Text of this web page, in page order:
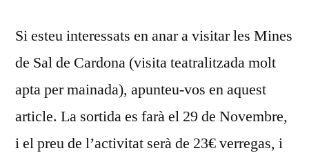
DE
Si esteu interessats en anar a visitar les Mines
de Sal de Cardona (visita teatralitzada molt
apta per mainada), apunteu-vos en aquest
article. La sortida es farà el 29 de Novembre,
i el preu de l’activitat serà de 23€ verregas, i